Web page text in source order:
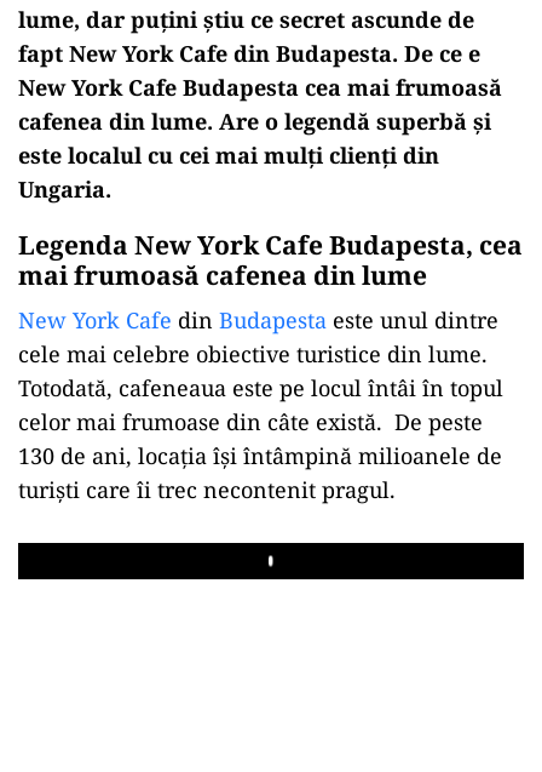
lume, dar puțini știu ce secret ascunde de
fapt New York Cafe din Budapesta. De ce e
New York Cafe Budapesta cea mai frumoasă
cafenea din lume. Are o legendă superbă și
este localul cu cei mai mulți clienți din
Ungaria.
Legenda New York Cafe Budapesta, cea
mai frumoasă cafenea din lume
New York Cafe din Budapesta este unul dintre
cele mai celebre obiective turistice din lume.
Totodată, cafeneaua este pe locul întâi în topul
celor mai frumoase din câte există. De peste
130 de ani, locația își întâmpină milioanele de
turiști care îi trec necontenit pragul.
Play